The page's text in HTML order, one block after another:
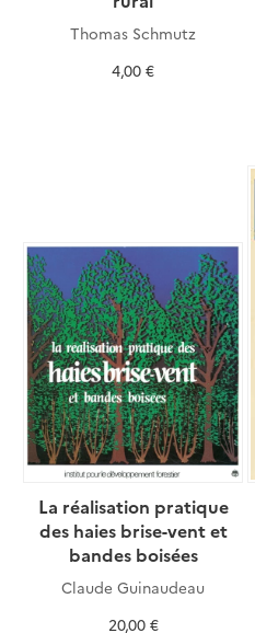
Thomas Schmutz
4,00 €
La réalisation pratique
des haies brise-vent et
bandes boisées
Claude Guinaudeau
20,00 €